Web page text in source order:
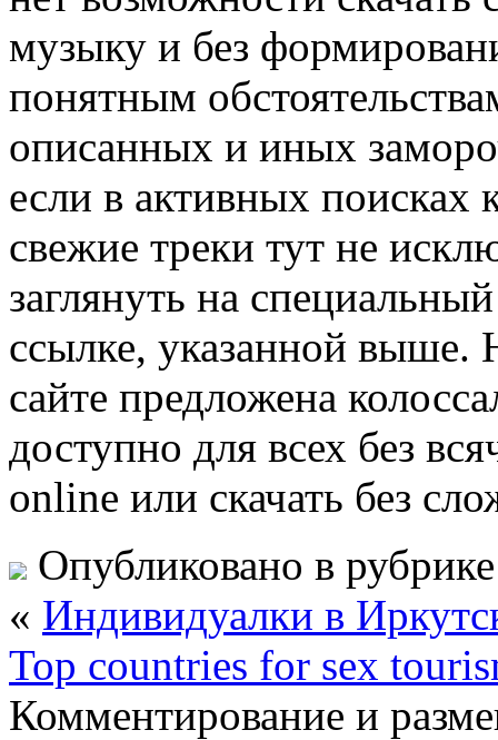
музыку и без
понятным
описанных и иных
если в активных
свежие треки тут не
заглянуть на
ссылке, указанной
сайте предложена
доступно для всех без
online или скачать без
Опубликовано в
« Индивидуалки в
Top countries for sex
Комментирование и